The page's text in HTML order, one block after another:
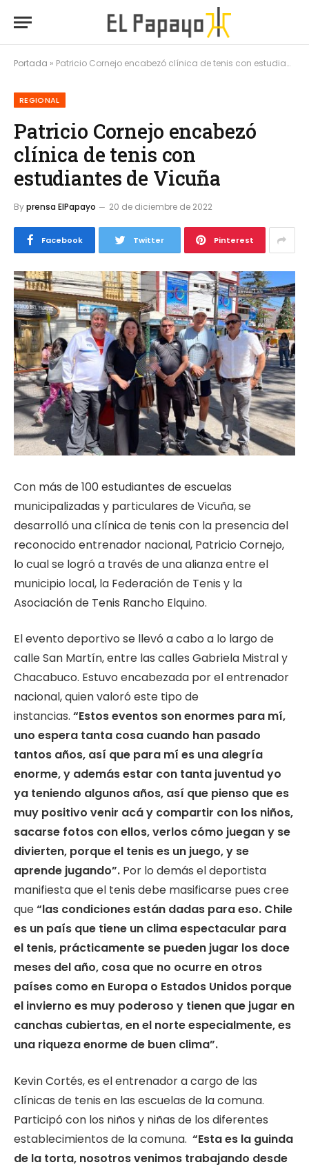
Portada » Patricio Cornejo encabezó clínica de tenis con estudiantes de Vicuña
REGIONAL
Patricio Cornejo encabezó
clínica de tenis con
estudiantes de Vicuña
Byprensa ElPapayo 20 de diciembre de 2022
Facebook Twitter Pinterest
Con más de 100 estudiantes de escuelas
municipalizadas y particulares de Vicuña, se
desarrolló una clínica de tenis con la presencia del
reconocido entrenador nacional, Patricio Cornejo,
lo cual se logró a través de una alianza entre el
municipio local, la Federación de Tenis y la
Asociación de Tenis Rancho Elquino.
El evento deportivo se llevó a cabo a lo largo de
calle San Martín, entre las calles Gabriela Mistral y
Chacabuco. Estuvo encabezada por el entrenador
nacional, quien valoró este tipo de
instancias. “Estos eventos son enormes para mí,
uno espera tanta cosa cuando han pasado
tantos años, así que para mí es una alegría
enorme, y además estar con tanta juventud yo
ya teniendo algunos años, así que pienso que es
muy positivo venir acá y compartir con los niños,
sacarse fotos con ellos, verlos cómo juegan y se
divierten, porque el tenis es un juego, y se
aprende jugando”. Por lo demás el deportista
manifiesta que el tenis debe masificarse pues cree
que“las condiciones están dadas para eso. Chile
es un país que tiene un clima espectacular para
el tenis, prácticamente se pueden jugar los doce
meses del año, cosa que no ocurre en otros
países como en Europa o Estados Unidos porque
el invierno es muy poderoso y tienen que jugar en
canchas cubiertas, en el norte especialmente, es
una riqueza enorme de buen clima”.
Kevin Cortés, es el entrenador a cargo de las
clínicas de tenis en las escuelas de la comuna.
Participó con los niños y niñas de los diferentes
establecimientos de la comuna. “Esta es la guinda
de la torta, nosotros venimos trabajando desde